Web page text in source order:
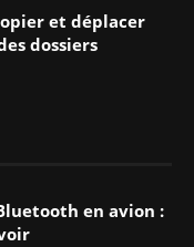
et déplacer
dossiers
en avion :